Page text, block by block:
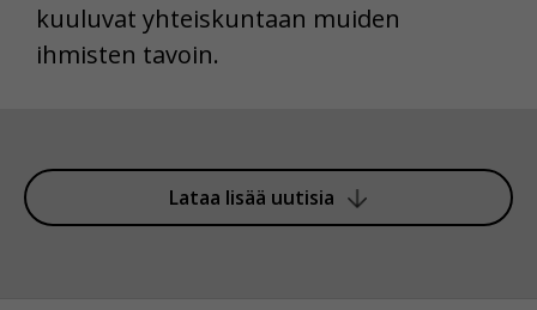
kuuluvat yhteiskuntaan muiden
ihmisten tavoin.
Lataa lisää uutisia